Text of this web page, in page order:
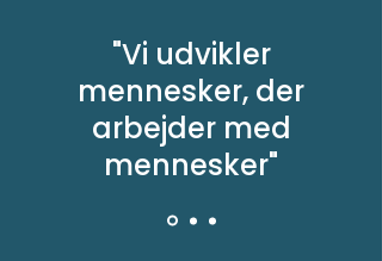
"Vi udvikler
mennesker, der
arbejder med
mennesker"